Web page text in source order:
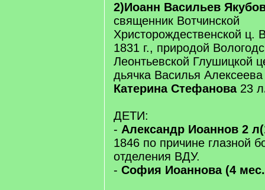
2)Иоанн Васильев
священник Вотчинской
Христорождественской ц.
1831 г., природой
Леонтьевской Глушицкой
дьячка Василья
Катерина Стефанова23 л
ДЕТИ:
- Александр Иоаннов 2
1846 по причине глазной
отделения ВДУ.
- София Иоаннова (4 мес.